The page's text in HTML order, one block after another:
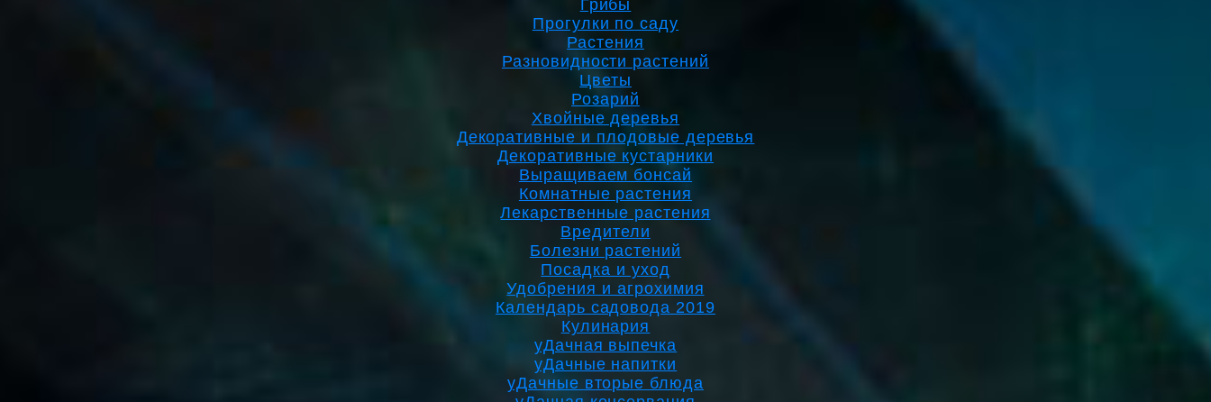
Грибы
Прогулки по саду
Растения
Разновидности растений
Цветы
Розарий
Хвойные деревья
Декоративные и плодовые деревья
Декоративные кустарники
Выращиваем бонсай
Комнатные растения
Лекарственные растения
Вредители
Болезни растений
Посадка и уход
Удобрения и агрохимия
Календарь садовода 2019
Кулинария
уДачная выпечка
уДачные напитки
уДачные вторые блюда